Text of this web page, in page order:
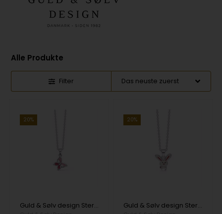
Alle Produkte
Filter
20%
Guld & Sølv design Sterling-Halskette, Tiere mit emaillierter Oberfläche, 18 x 11 mm
20%
Guld & Sølv design Sterling-Halskette, Tiere mit emaillierter Oberfläche, 10 x 12 mm